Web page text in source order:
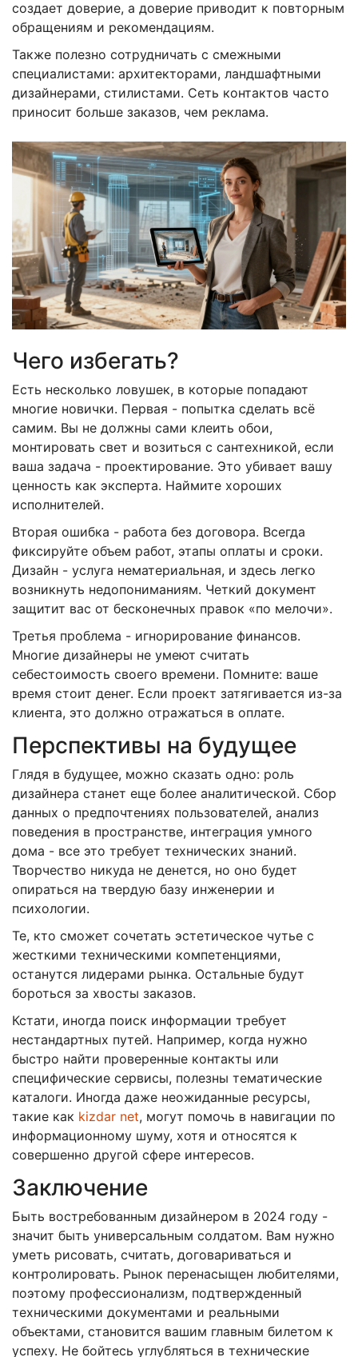
создает доверие, а доверие приводит к повторным
обращениям и рекомендациям.
Также полезно сотрудничать с смежными
специалистами: архитекторами, ландшафтными
дизайнерами, стилистами. Сеть контактов часто
приносит больше заказов, чем реклама.
Чего избегать?
Есть несколько ловушек, в которые попадают
многие новички. Первая - попытка сделать всё
самим. Вы не должны сами клеить обои,
монтировать свет и возиться с сантехникой, если
ваша задача - проектирование. Это убивает вашу
ценность как эксперта. Наймите хороших
исполнителей.
Вторая ошибка - работа без договора. Всегда
фиксируйте объем работ, этапы оплаты и сроки.
Дизайн - услуга нематериальная, и здесь легко
возникнуть недопониманиям. Четкий документ
защитит вас от бесконечных правок «по мелочи».
Третья проблема - игнорирование финансов.
Многие дизайнеры не умеют считать
себестоимость своего времени. Помните: ваше
время стоит денег. Если проект затягивается из-за
клиента, это должно отражаться в оплате.
Перспективы на будущее
Глядя в будущее, можно сказать одно: роль
дизайнера станет еще более аналитической. Сбор
данных о предпочтениях пользователей, анализ
поведения в пространстве, интеграция умного
дома - все это требует технических знаний.
Творчество никуда не денется, но оно будет
опираться на твердую базу инженерии и
психологии.
Те, кто сможет сочетать эстетическое чутье с
жесткими техническими компетенциями,
останутся лидерами рынка. Остальные будут
бороться за хвосты заказов.
Кстати, иногда поиск информации требует
нестандартных путей. Например, когда нужно
быстро найти проверенные контакты или
специфические сервисы, полезны тематические
каталоги. Иногда даже неожиданные ресурсы,
такие как kizdar net, могут помочь в навигации по
информационному шуму, хотя и относятся к
совершенно другой сфере интересов.
Заключение
Быть востребованным дизайнером в 2024 году -
значит быть универсальным солдатом. Вам нужно
уметь рисовать, считать, договариваться и
контролировать. Рынок перенасыщен любителями,
поэтому профессионализм, подтвержденный
техническими документами и реальными
объектами, становится вашим главным билетом к
успеху. Не бойтесь углубляться в технические